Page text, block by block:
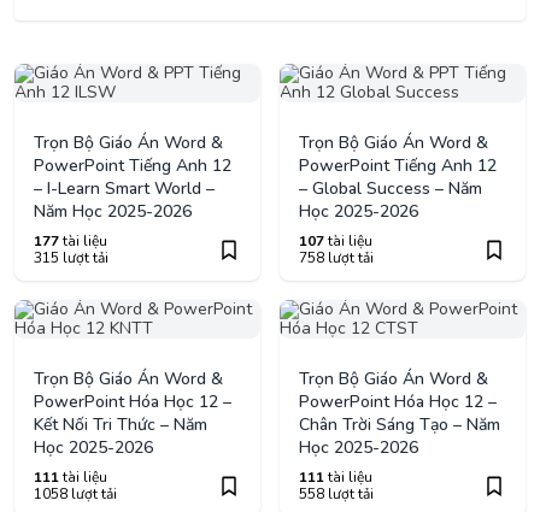
Trọn Bộ Giáo Án Word &
PowerPoint Tiếng Anh 12
– I-Learn Smart World –
Năm Học 2025-2026
177tài liệu
315 lượt tải
Trọn Bộ Giáo Án Word &
PowerPoint Tiếng Anh 12
– Global Success – Năm
Học 2025-2026
107tài liệu
758 lượt tải
Trọn Bộ Giáo Án Word &
PowerPoint Hóa Học 12 –
Kết Nối Tri Thức – Năm
Học 2025-2026
111tài liệu
1058 lượt tải
Trọn Bộ Giáo Án Word &
PowerPoint Hóa Học 12 –
Chân Trời Sáng Tạo – Năm
Học 2025-2026
111tài liệu
558 lượt tải